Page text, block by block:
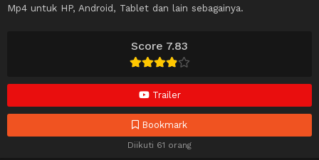
Score 7.83
Trailer
Bookmark
Diikuti 61 orang
Mp4 untuk HP, Android, Tablet dan lain sebagainya.